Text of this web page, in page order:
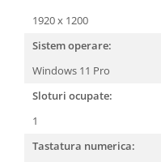
1920 x 1200
Sistem operare:
Windows 11 Pro
Sloturi ocupate:
1
Tastatura numerica: